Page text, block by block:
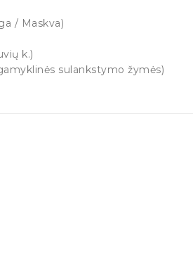
/ Maskva)
k.)
sulankstymo žymės)